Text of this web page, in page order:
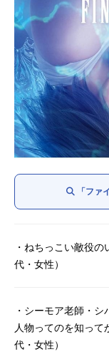
「ファ
・ねちっこい敵役
代・女性）
・シーモア老師・
人物ってのを知っ
代・女性）